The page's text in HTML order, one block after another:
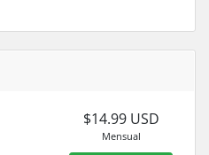
$14.99 USD
Mensual